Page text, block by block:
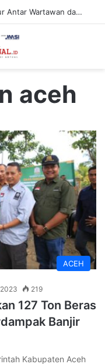
Wali Kota Batu Buka Turnamen Catur Antar Wartawan dan Instansi
aceh
ACEH
219
127 Ton Beras
Banjir
Kabupaten Aceh